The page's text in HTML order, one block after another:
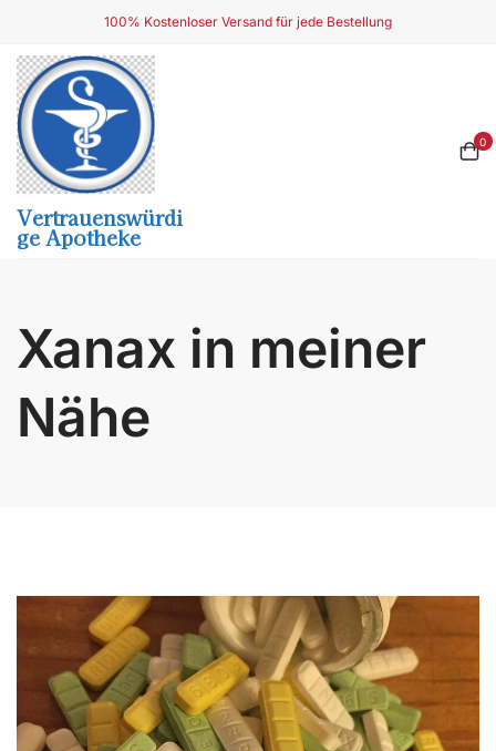
content
100% Kostenloser Versand für jede Bestellung
Vertrauenswürdi
Ge Apotheke
0
Xanax in meiner
Nähe